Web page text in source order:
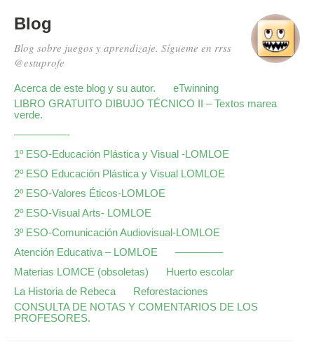
Blog
Blog sobre juegos y aprendizaje. Sígueme en rrss
@estuprofe
Acerca de este blog y su autor.
eTwinning
LIBRO GRATUITO DIBUJO TÉCNICO II – Textos marea
verde.
—————-
1º ESO-Educación Plástica y Visual -LOMLOE
2º ESO Educación Plástica y Visual LOMLOE
2º ESO-Valores Éticos-LOMLOE
2º ESO-Visual Arts- LOMLOE
3º ESO-Comunicación Audiovisual-LOMLOE
Atención Educativa – LOMLOE
————–
Materias LOMCE (obsoletas)
Huerto escolar
La Historia de Rebeca
Reforestaciones
CONSULTA DE NOTAS Y COMENTARIOS DE LOS
PROFESORES.